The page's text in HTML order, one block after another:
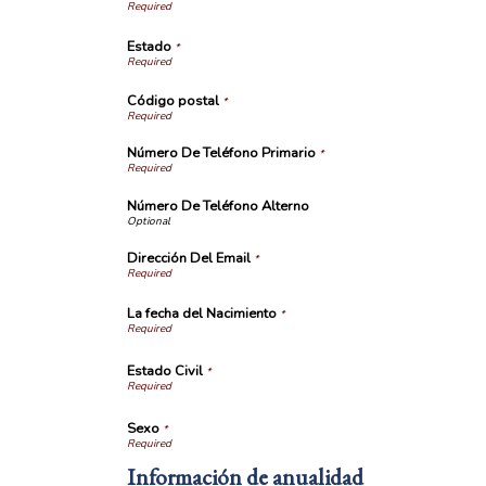
Estado *
Código postal *
Número De Teléfono Primario *
Número De Teléfono Alterno
Dirección Del Email *
La fecha del Nacimiento *
Estado Civil *
Sexo *
Información de anualidad